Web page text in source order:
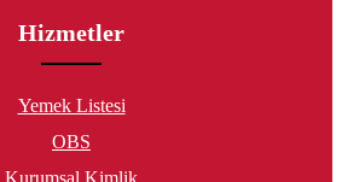
Hizmetler
Yemek Listesi
OBS
Kurumsal Kimlik